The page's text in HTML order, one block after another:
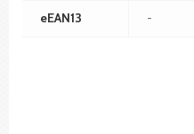
eEAN13 -